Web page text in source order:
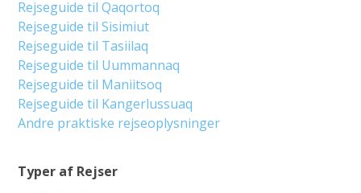
Typer af Rejser
Rejseguide til Qaqortoq
Rejseguide til Sisimiut
Rejseguide til Tasiilaq
Rejseguide til Uummannaq
Rejseguide til Maniitsoq
Rejseguide til Kangerlussuaq
Andre praktiske rejseoplysninger